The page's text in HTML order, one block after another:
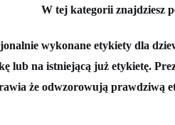
W tej kategorii znajdziesz
wykonane etykiety dla
lub na istniejącą już etykietę.
że odwzorowują prawdziwą